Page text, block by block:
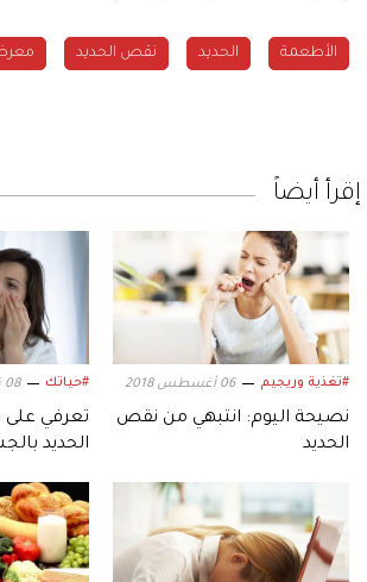
الأطعمة الحديد نقص الحديد
إقرأ أيضاً
#تغذية وريجيم 06 أغسطس 2018
نصيحة اليوم: انتبهي من نقص
الحديد
#حياتك 08 نوفمبر 2017
تعرفي
الحديد